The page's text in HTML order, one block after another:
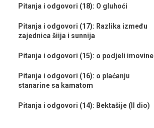
Pitanja i odgovori (18): O gluhoći
Pitanja i odgovori (17): Razlika između
zajednica šiija i sunnija
Pitanja i odgovori (15): o podjeli imovine
Pitanja i odgovori (16): o plaćanju
stanarine sa kamatom
Pitanja i odgovori (14): Bektašije (II dio)